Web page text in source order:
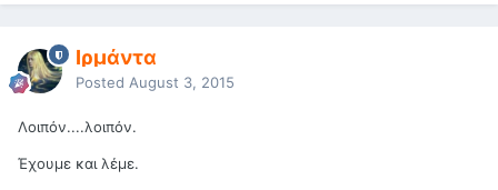
Ιρμάντα
Posted August 3, 2015
Λοιπόν....λοιπόν.
Έχουμε και λέμε.